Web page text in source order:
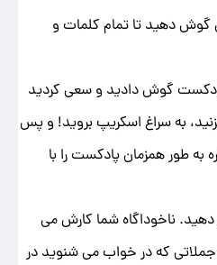
گوش دهید تا تمام کلمات و
به یک پادکست گوش دادید و سعی کردید
به سراغ اسکریپ بروید! و پس
به طور همزمان پادکست را با
ناخوداگاه شما کارش می
که در خواب می شنوید در